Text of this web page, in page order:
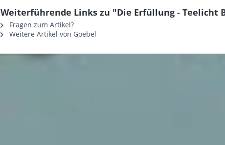
Weiterführende Links zu "Die Erfüllung - Teelicht
Fragen zum Artikel?
Weitere Artikel von Goebel